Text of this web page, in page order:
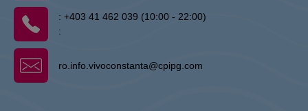
: +403 41 462 039 (10:00 - 22:00)
:
ro.info.vivoconstanta@cpipg.com